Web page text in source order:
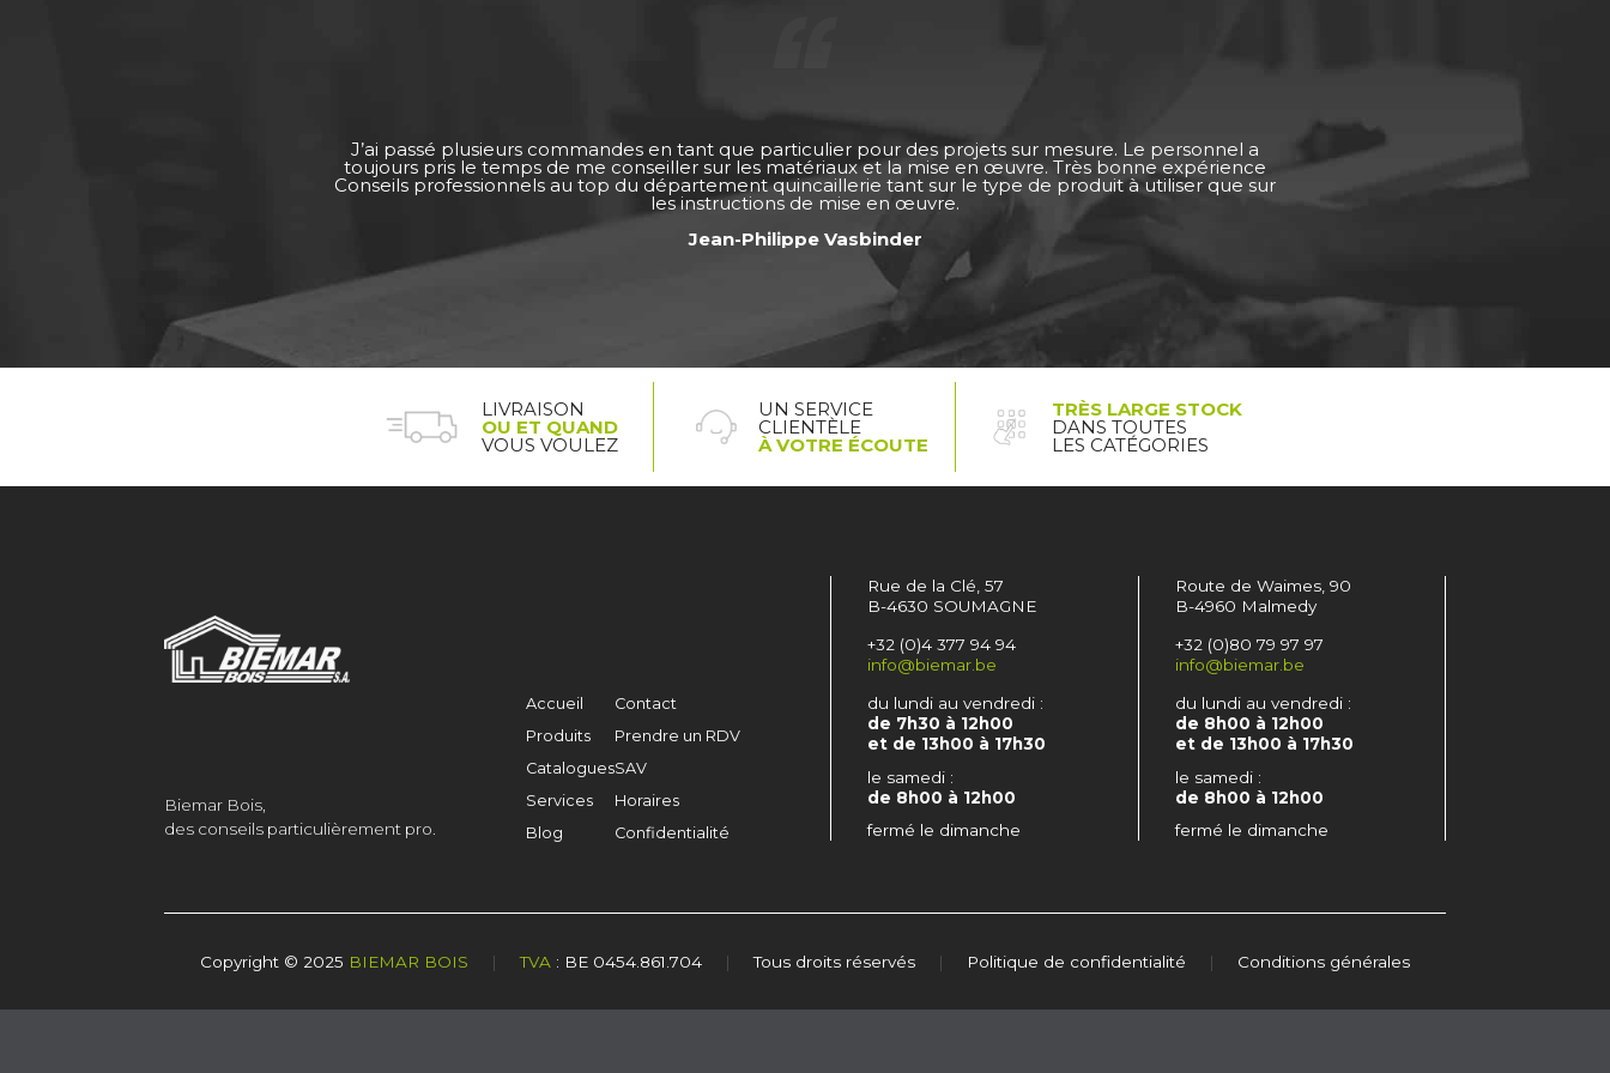
J’ai passé plusieurs commandes en tant que particulier pour des projets sur mesure. Le personnel a
toujours pris le temps de me conseiller sur les matériaux et la mise en œuvre. Très bonne expérience
Conseils professionnels au top du département quincaillerie tant sur le type de produit à utiliser que sur
les instructions de mise en œuvre.
Jean-Philippe Vasbinder
LIVRAISON
OU ET QUAND
VOUS VOULEZ
UN SERVICE
CLIENTÈLE
À VOTRE ÉCOUTE
TRÈS LARGE STOCK
DANS TOUTES
LES CATÉGORIES
Biemar Bois,
des conseils particulièrement pro.
Accueil
Produits
Catalogues
Services
Blog
Contact
Prendre un RDV
SAV
Horaires
Confidentialité
Rue de la Clé, 57
B-4630 SOUMAGNE
+32 (0)4 377 94 94
info@biemar.be
du lundi au vendredi :
de 7h30 à 12h00
et de 13h00 à 17h30
le samedi :
de 8h00 à 12h00
fermé le dimanche
Route de Waimes, 90
B-4960 Malmedy
+32 (0)80 79 97 97
info@biemar.be
du lundi au vendredi :
de 8h00 à 12h00
et de 13h00 à 17h30
le samedi :
de 8h00 à 12h00
fermé le dimanche
Copyright © 2025 BIEMAR BOIS | TVA : BE 0454.861.704 | Tous droits réservés | Politique de confidentialité | Conditions générales